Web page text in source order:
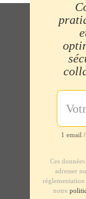
1 email
Ces
adresser
notre